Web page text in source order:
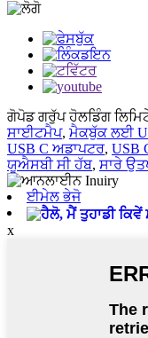
ਗੋਪੋਡ ਗਰੁੱਪ ਹੋਲਡਿੰਗ
ਸਾਈਟਮੈਪ, ਮੈਕਬੁੱਕ ਲਈ
USB C ਅਡਾਪਟਰ, USB
ਯੂਐਸਬੀ ਸੀ ਹੱਬ, ਸਾਰੇ
ਈਮੇਲ ਭੇਜੋ
x